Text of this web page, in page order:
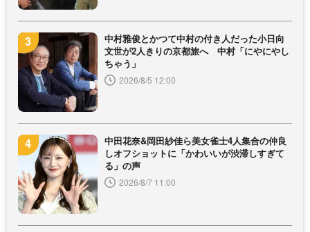
中村雅俊とかつて中村の付き人だった小日向
文世が2人きりの京都旅へ 中村「にやにやし
ちゃう」
2026/8/5 12:00
中田花奈&岡田紗佳ら美女雀士4人集合の仲良
しオフショットに「かわいいが渋滞しすぎて
る」の声
2026/8/7 11:00